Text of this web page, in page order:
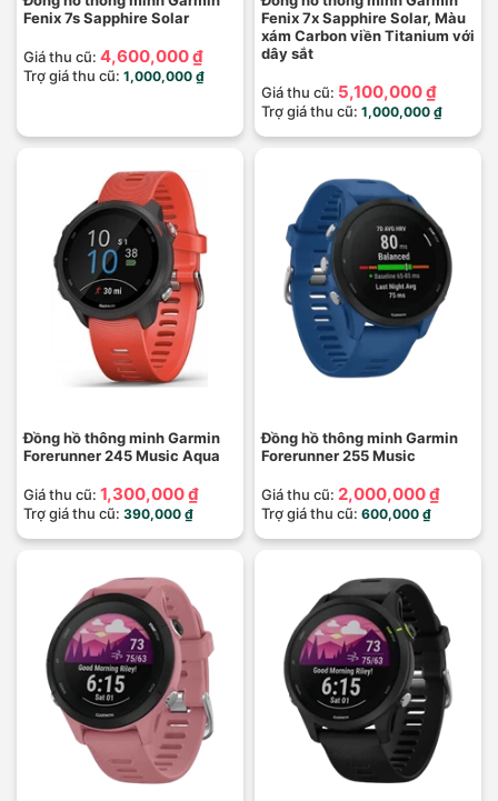
Fenix 7s Sapphire Solar
Giá thu cũ: 4,600,000 ₫
Trợ giá thu cũ: 1,000,000 ₫
Fenix 7x Sapphire Solar, Màu
xám Carbon viền Titanium với
dây sắt
Giá thu cũ: 5,100,000 ₫
Trợ giá thu cũ: 1,000,000 ₫
Đồng hồ thông minh Garmin
Forerunner 245 Music Aqua
Giá thu cũ: 1,300,000 ₫
Trợ giá thu cũ: 390,000 ₫
Đồng hồ thông minh Garmin
Forerunner 255 Music
Giá thu cũ: 2,000,000 ₫
Trợ giá thu cũ: 600,000 ₫